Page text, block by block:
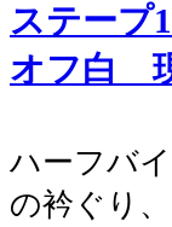
ステープ
オフ白
ハーフバ
の衿ぐり